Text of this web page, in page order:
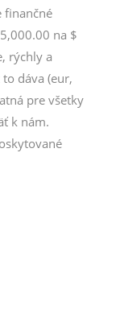
finančné
na $
rýchly a
dáva (eur,
pre všetky
k nám.